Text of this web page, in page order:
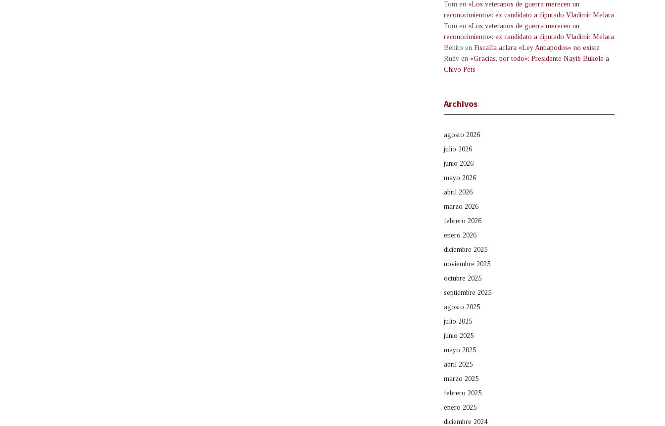
Tom en «Los veteranos de guerra merecen un
reconocimiento»: ex candidato a diputado Vladimir Melara
Tom en «Los veteranos de guerra merecen un
reconocimiento»: ex candidato a diputado Vladimir Melara
Benito en Fiscalía aclara «Ley Antiapodos» no existe
Rudy en «Gracias, por todo»: Presidente Nayib Bukele a
Chivo Pets
Archivos
agosto 2026
julio 2026
junio 2026
mayo 2026
abril 2026
marzo 2026
febrero 2026
enero 2026
diciembre 2025
noviembre 2025
octubre 2025
septiembre 2025
agosto 2025
julio 2025
junio 2025
mayo 2025
abril 2025
marzo 2025
febrero 2025
enero 2025
diciembre 2024